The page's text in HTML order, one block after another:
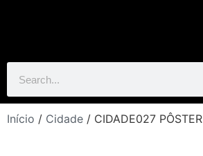
Início / Cidade / CIDADE027 PÔSTER